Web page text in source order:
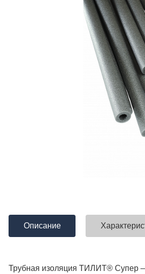
Описание
Трубная изоляция ТИЛИТ® Супер —